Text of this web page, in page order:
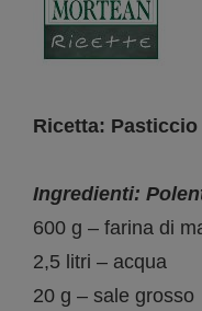
Ricetta:
Ingredienti:
600 g – farina di
2,5 litri – acqua
20 g – sale grosso